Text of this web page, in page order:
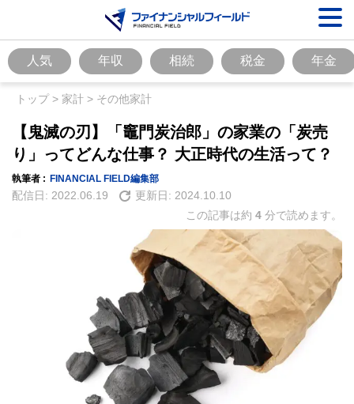
人気 年収 相続 税金 年金
トップ> 家計 > その他家計
【鬼滅の刃】「竈門炭治郎」の家業の「炭売
り」ってどんな仕事？ 大正時代の生活って？
執筆者 : FINANCIAL FIELD編集部
配信日: 2022.06.19 更新日: 2024.10.10
この記事は約 4 分で読めます。